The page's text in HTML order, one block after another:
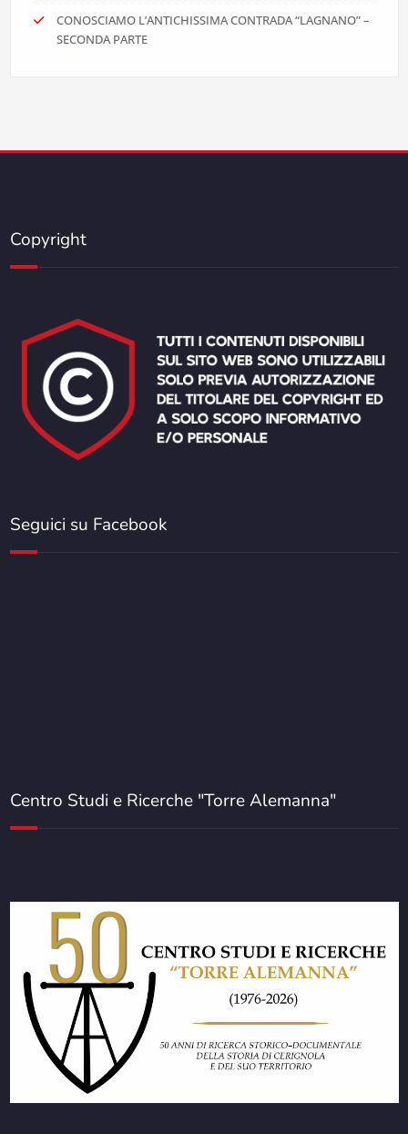
CONOSCIAMO L’ANTICHISSIMA CONTRADA “LAGNANO” –
SECONDA PARTE
Copyright
Seguici su Facebook
Centro Studi e Ricerche "Torre Alemanna"